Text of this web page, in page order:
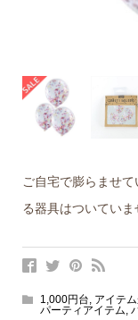
ご自宅で膨らませ
る器具はついていま
1,000円台, アイテ
パーティアイテム,